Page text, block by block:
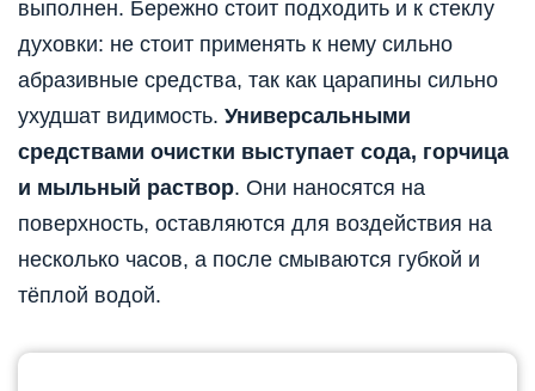
выполнен. Бережно стоит подходить и к стеклу
духовки: не стоит применять к нему сильно
абразивные средства, так как царапины сильно
ухудшат видимость. Универсальными
средствами очистки выступает сода, горчица
и мыльный раствор. Они наносятся на
поверхность, оставляются для воздействия на
несколько часов, а после смываются губкой и
тёплой водой.